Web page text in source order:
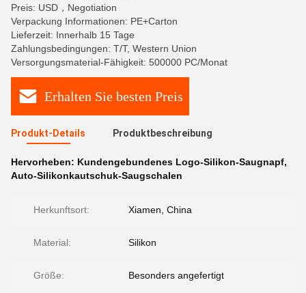
Preis: USD，Negotiation
Verpackung Informationen: PE+Carton
Lieferzeit: Innerhalb 15 Tage
Zahlungsbedingungen: T/T, Western Union
Versorgungsmaterial-Fähigkeit: 500000 PC/Monat
Erhalten Sie besten Preis
Produkt-Details Produktbeschreibung
Hervorheben: Kundengebundenes Logo-Silikon-Saugnapf,
Auto-Silikonkautschuk-Saugschalen
Herkunftsort: Xiamen, China
Material: Silikon
Größe: Besonders angefertigt